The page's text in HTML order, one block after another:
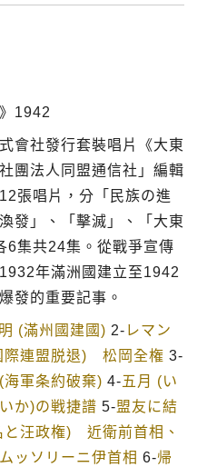
1942
會社發行套裝唱片《大東
團法人同盟通信社」編輯
張唱片，分「民族の進
發」、「擊滅」、「大東
6集共24集。從戰爭宣傳
年滿洲國建立至1942
發的重要記事。
(滿州國建國) 2- レマン
際連盟脱退) 松岡全権 3-
軍条約破棄) 4-五月 (い
か)の戦捷譜 5-盟友に結
と汪政権) 近衛前首相、
ッソリーニ伊首相 6-帰